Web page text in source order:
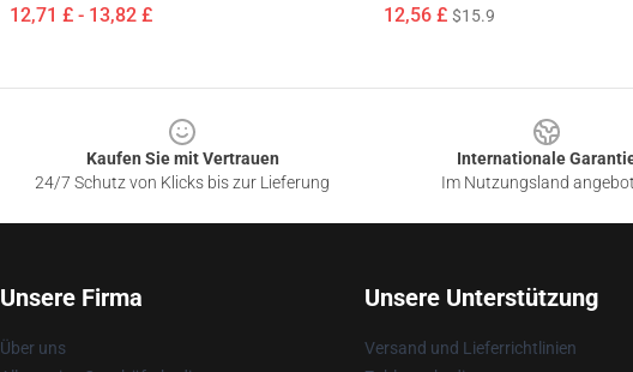
12,71 £ - 13,82 £ 12,56 £ $15.9
Kaufen Sie mit Vertrauen
24/7 Schutz von Klicks bis zur Lieferung
Internationale
Im Nutzungsland
Unsere Firma
Über uns
Unsere Unterstützung
Versand und Lieferrichtlinien